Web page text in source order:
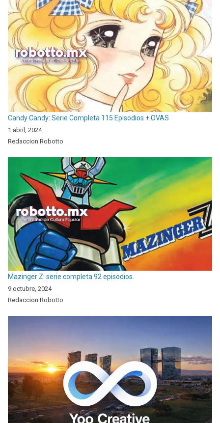
Candy Candy: Serie Completa 115 Episodios + OVAS
1 abril, 2024
Redaccion Robotto
Mazinger Z: serie completa 92 episodios.
9 octubre, 2024
Redaccion Robotto